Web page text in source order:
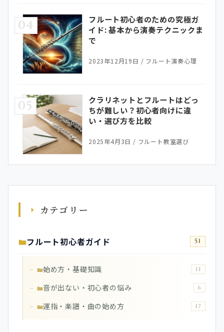
04
フルート初心者のための究極ガ
イド: 基本から演奏テクニックま
で
2023年12月19日 / フルート演奏心理
05
クラリネットとフルートはどっ
ちが難しい？初心者向けに違
い・選び方を比較
2025年4月3日 / フルート教室選び
カテゴリー
フルート初心者ガイド 51
始め方・基礎知識 11
音が出ない・初心者の悩み 6
運指・楽譜・曲の始め方 17